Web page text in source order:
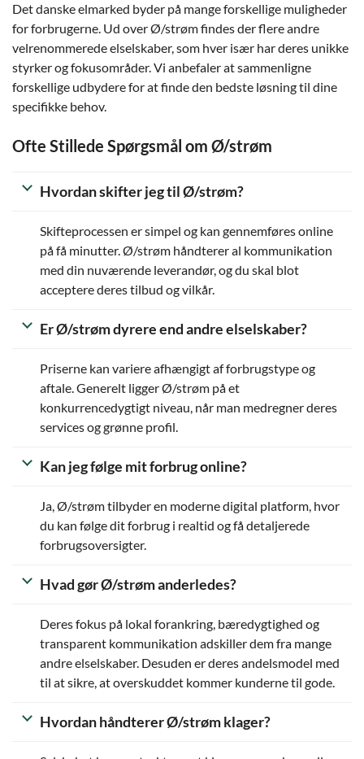
Det danske elmarked byder på mange forskellige muligheder
for forbrugerne. Ud over Ø/strøm findes der flere andre
velrenommerede elselskaber, som hver især har deres unikke
styrker og fokusområder. Vi anbefaler at sammenligne
forskellige udbydere for at finde den bedste løsning til dine
specifikke behov.
Ofte Stillede Spørgsmål om Ø/strøm
Hvordan skifter jeg til Ø/strøm?
Skifteprocessen er simpel og kan gennemføres online
på få minutter. Ø/strøm håndterer al kommunikation
med din nuværende leverandør, og du skal blot
acceptere deres tilbud og vilkår.
Er Ø/strøm dyrere end andre elselskaber?
Priserne kan variere afhængigt af forbrugstype og
aftale. Generelt ligger Ø/strøm på et
konkurrencedygtigt niveau, når man medregner deres
services og grønne profil.
Kan jeg følge mit forbrug online?
Ja, Ø/strøm tilbyder en moderne digital platform, hvor
du kan følge dit forbrug i realtid og få detaljerede
forbrugsoversigter.
Hvad gør Ø/strøm anderledes?
Deres fokus på lokal forankring, bæredygtighed og
transparent kommunikation adskiller dem fra mange
andre elselskaber. Desuden er deres andelsmodel med
til at sikre, at overskuddet kommer kunderne til gode.
Hvordan håndterer Ø/strøm klager?